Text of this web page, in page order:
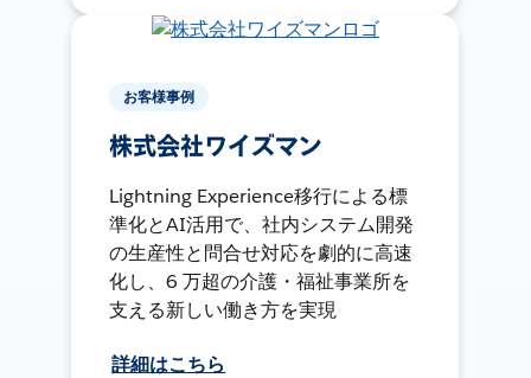
お客様事例
株式会社ワイズマン
Lightning Experience移行による標
準化とAI活用で、社内システム開発
の生産性と問合せ対応を劇的に高速
化し、6 万超の介護・福祉事業所を
支える新しい働き方を実現
詳細はこちら